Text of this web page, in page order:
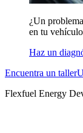
¿Un problema
en tu
Haz un
Encuentra un taller
Flexfuel Energy